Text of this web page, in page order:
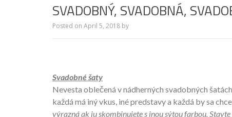
SVADOBNÝ, SVADOBNÁ,
Posted on April 5, 2018 by
Svadobné šaty
Nevesta oblečená v nádherných svadobných
každá má iný vkus, iné predstavy a každá by sa
výrazná ak ju skombinujete s inou sýtou farbou.